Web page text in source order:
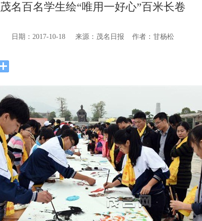
茂名百名学生绘“唯用一好心”百米长卷
日期：2017-10-18 来源：茂名日报 作者：甘杨松